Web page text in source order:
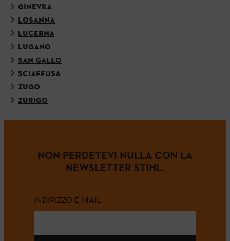
GINEVRA
LOSANNA
LUCERNA
LUGANO
SAN GALLO
SCIAFFUSA
ZUGO
ZURIGO
NON PERDETEVI NULLA CON LA
NEWSLETTER STIHL.
INDIRIZZO E-MAIL